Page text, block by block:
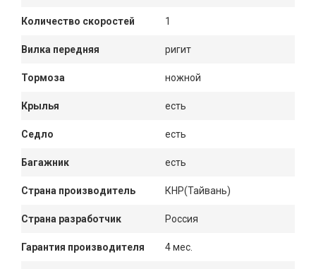
Количество скоростей 1
Вилка передняя ригит
Тормоза ножной
Крылья есть
Седло есть
Багажник есть
Страна производитель КНР(Тайвань)
Страна разработчик Россия
Гарантия производителя 4 мес.